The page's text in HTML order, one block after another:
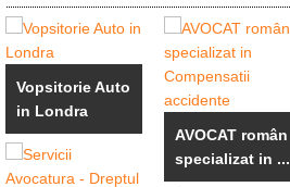
Vopsitorie Auto
in Londra
AVOCAT român
specializat in ...